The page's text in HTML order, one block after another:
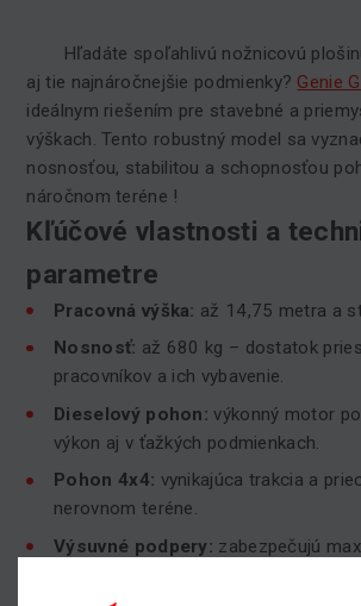
Hľadáte spoľahlivú nožnicovú
aj tie najnáročnejšie podmienky? Genie
ideálnym riešením pre stavebné a
výškach. Tento robustný model sa
nosnosťou, stabilitou a schopnosťou
náročnom teréne !
Kľúčové vlastnosti a
parametre
Pracovná výška: až 14,75 metra a
Nosnosť: až 680 kg – dostatok
pracovníkov a ich vybavenie.
Dieselový pohon: výkonný motor
výkon aj v ťažkých podmienkach.
Pohon 4x4: vynikajúca trakcia a
nerovnom teréne.
Výsuvné podpery: zabezpečujú